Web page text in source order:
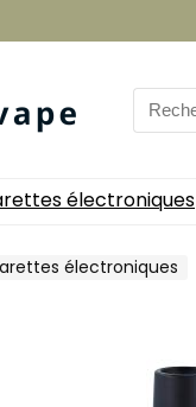
Search
for:
électroniques
électroniques